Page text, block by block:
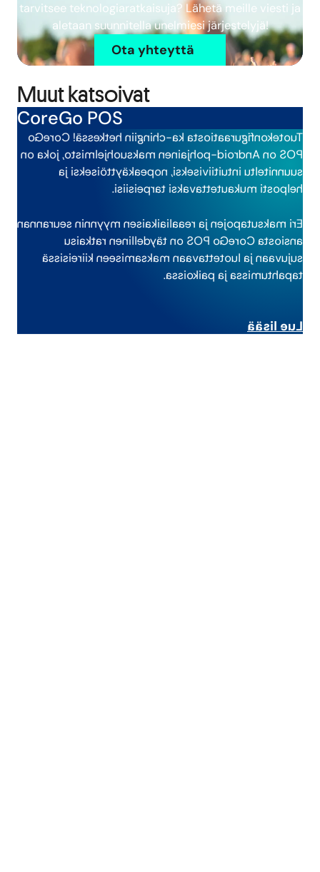
tarvitsee teknologiaratkaisuja? Lähetä meille viesti ja
aletaan suunnitella unelmiesi järjestelyjä!
Ota yhteyttä
Muut katsoivat
CoreGo POS
Tuotekonfiguraatiosta ka-chingiin hetkessä! CoreGo
POS on Android-pohjainen maksuohjelmisto, joka on
suunniteltu intuitiiviseksi, nopeakäyttöiseksi ja
helposti mukautettavaksi tarpeisiisi.
Eri maksutapojen ja reaaliaikaisen myynnin seurannan
ansiosta CoreGo POS on täydellinen ratkaisu
sujuvaan ja luotettavaan maksamiseen kiireisissä
tapahtumissa ja paikoissa.
Lue lisää